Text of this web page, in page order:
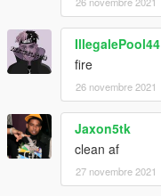
IllegalePool44
fire
26 novembre 2021
Jaxon5tk
clean af
27 novembre 2021